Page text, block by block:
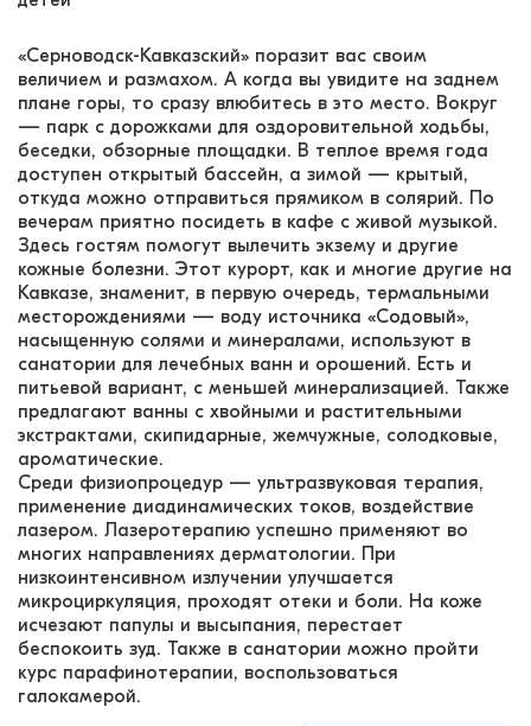
«Серноводск-Кавказский» поразит вас своим
величием и размахом. А когда вы увидите на заднем
плане горы, то сразу влюбитесь в это место. Вокруг
— парк с дорожками для оздоровительной ходьбы,
беседки, обзорные площадки. В теплое время года
доступен открытый бассейн, а зимой — крытый,
откуда можно отправиться прямиком в солярий. По
вечерам приятно посидеть в кафе с живой музыкой.
Здесь гостям помогут вылечить экзему и другие
кожные болезни. Этот курорт, как и многие другие на
Кавказе, знаменит, в первую очередь, термальными
месторождениями — воду источника «Содовый»,
насыщенную солями и минералами, используют в
санатории для лечебных ванн и орошений. Есть и
питьевой вариант, с меньшей минерализацией. Также
предлагают ванны с хвойными и растительными
экстрактами, скипидарные, жемчужные, солодковые,
ароматические.
Среди физиопроцедур — ультразвуковая терапия,
применение диадинамических токов, воздействие
лазером. Лазеротерапию успешно применяют во
многих направлениях дерматологии. При
низкоинтенсивном излучении улучшается
микроциркуляция, проходят отеки и боли. На коже
исчезают папулы и высыпания, перестает
беспокоить зуд. Также в санатории можно пройти
курс парафинотерапии, воспользоваться
галокамерой.